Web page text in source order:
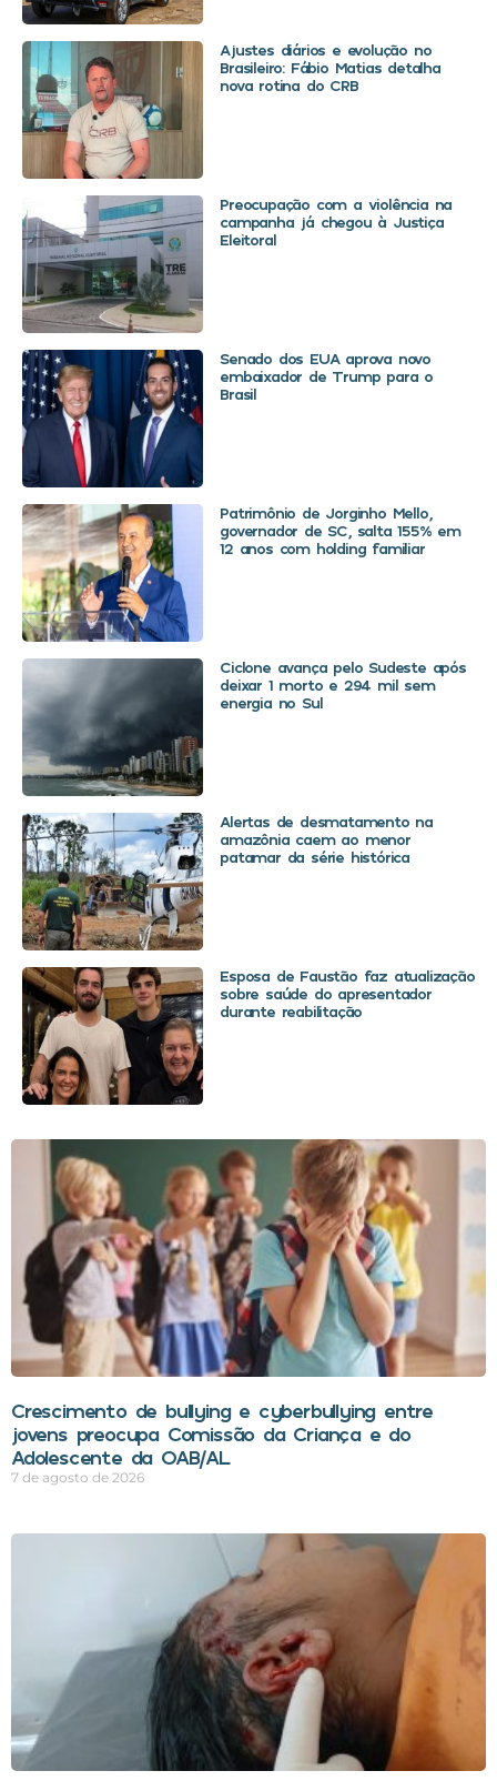
Ajustes diários e evolução no
Brasileiro: Fábio Matias detalha
nova rotina do CRB
Preocupação com a violência na
campanha já chegou à Justiça
Eleitoral
Senado dos EUA aprova novo
embaixador de Trump para o
Brasil
Patrimônio de Jorginho Mello,
governador de SC, salta 155% em
12 anos com holding familiar
Ciclone avança pelo Sudeste após
deixar 1 morto e 294 mil sem
energia no Sul
Alertas de desmatamento na
amazônia caem ao menor
patamar da série histórica
Esposa de Faustão faz atualização
sobre saúde do apresentador
durante reabilitação
Crescimento de bullying e cyberbullying entre
jovens preocupa Comissão da Criança e do
Adolescente da OAB/AL
7 de agosto de 2026